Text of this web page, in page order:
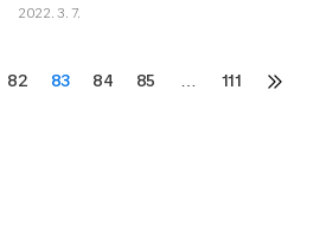
2022. 3. 7.
82 83 84 85 … 111
다음